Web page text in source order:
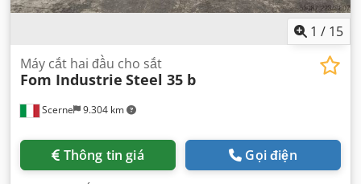
1 / 15
Scerne 9.304 km
Máy cắt hai đầu cho sắt
Fom Industrie Steel 35 b
Thông tin giá Gọi điện